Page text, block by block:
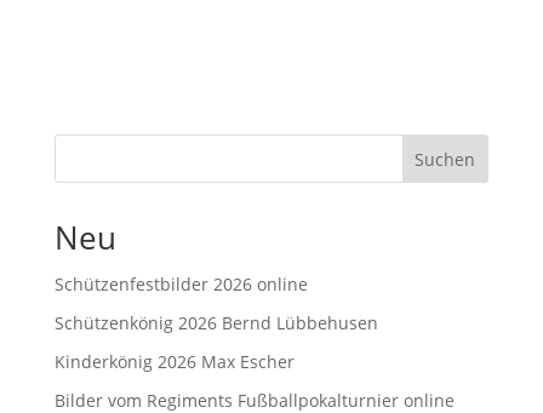
Suchen
Neu
Schützenfestbilder 2026 online
Schützenkönig 2026 Bernd Lübbehusen
Kinderkönig 2026 Max Escher
Bilder vom Regiments Fußballpokalturnier online